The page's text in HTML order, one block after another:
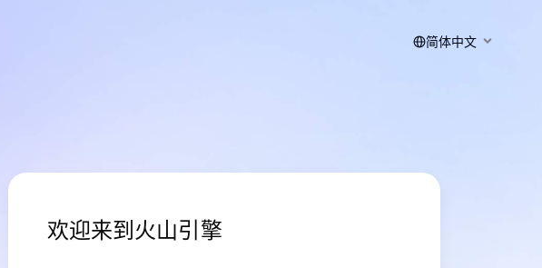
简体中文
欢迎来到火山引擎